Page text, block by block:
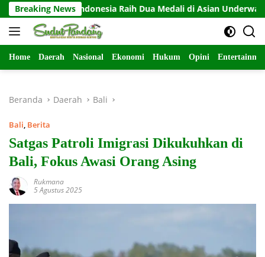
Langsung
ke
konten
Breaking NewsIndonesia Raih Dua Medali di Asian Underwater
Home Daerah Nasional Ekonomi Hukum Opini
Beranda Daerah Bali
Bali, Berita
Satgas Patroli Imigrasi Dikukuhkan di
Bali, Fokus Awasi Orang Asing
Rukmana
5 Agustus 2025